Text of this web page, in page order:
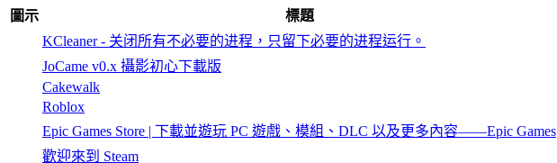
圖示
標題
KCleaner - 关闭所有不必要的进程，只留下必要的进程运行。
JoCame v0.x 攝影初心下載版
Cakewalk
Roblox
Epic Games Store | 下載並遊玩 PC 遊戲、模組、DLC 以及更多內容——Epic Games
歡迎來到 Steam